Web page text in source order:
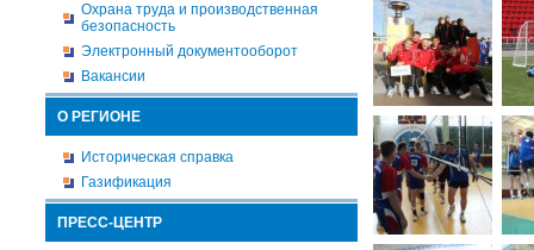
Охрана труда и производственная
безопасность
Электронный документооборот
Вакансии
О РЕГИОНЕ
Историческая справка
Газификация
ПРЕСС-ЦЕНТР